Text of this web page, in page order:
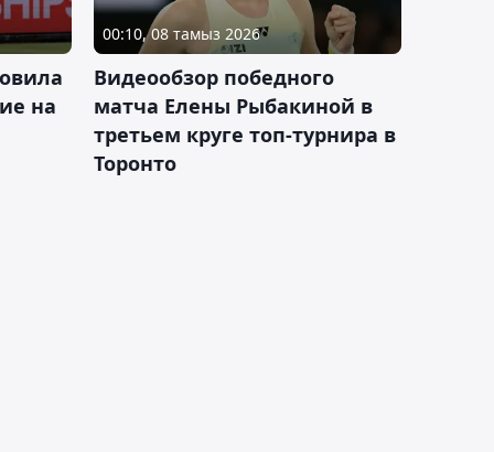
на
00:10, 08 тамыз 2026
Видеообзор победного
матча Елены Рыбакиной в
третьем круге топ-турнира в
Торонто